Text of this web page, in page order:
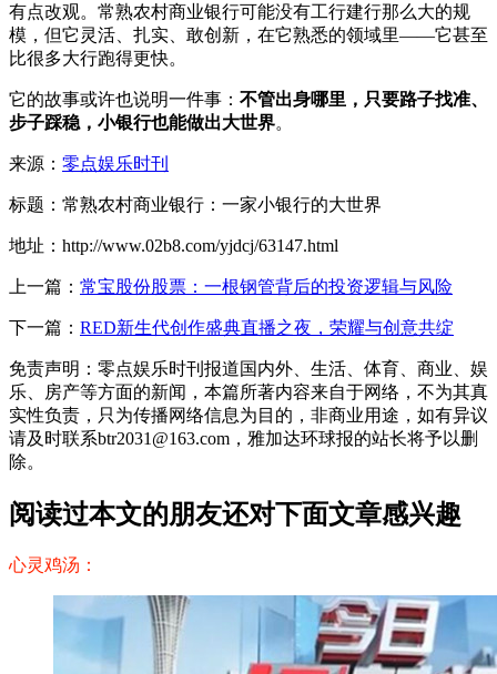
有点改观。常熟农村商业银行可能没有工行建行那么大的规
模，但它灵活、扎实、敢创新，在它熟悉的领域里——它甚至
比很多大行跑得更快。
它的故事或许也说明一件事： 不管出身哪里，只要路子找准、
步子踩稳，小银行也能做出大世界。
来源： 零点娱乐时刊
标题：常熟农村商业银行：一家小银行的大世界
地址：http://www.02b8.com/yjdcj/63147.html
上一篇： 常宝股份股票：一根钢管背后的投资逻辑与风险
下一篇： RED新生代创作盛典直播之夜，荣耀与创意共绽
免责声明：零点娱乐时刊报道国内外、生活、体育、商业、娱
乐、房产等方面的新闻，本篇所著内容来自于网络，不为其真
实性负责，只为传播网络信息为目的，非商业用途，如有异议
请及时联系btr2031@163.com，雅加达环球报的站长将予以删
除。
阅读过本文的朋友还对下面文章感兴趣
心灵鸡汤：